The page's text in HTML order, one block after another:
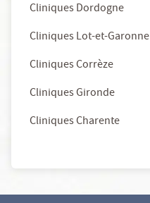
Cliniques Dordogne
Cliniques Lot-et-Garonne
Cliniques Corrèze
Cliniques Gironde
Cliniques Charente